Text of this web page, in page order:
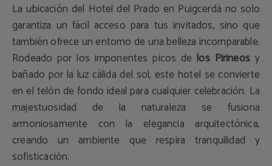
La ubicación del Hotel del Prado en Puigcerdà no solo
garantiza un fácil acceso para tus invitados, sino que
también ofrece un entorno de una belleza incomparable.
Rodeado por los imponentes picos delos Pirineosy
bañado por la luz cálida del sol, este hotel se convierte
en el telón de fondo ideal para cualquier celebración. La
majestuosidad de la naturaleza se fusiona
armoniosamente con la elegancia arquitectónica,
creando un ambiente que respira tranquilidad y
sofisticación.